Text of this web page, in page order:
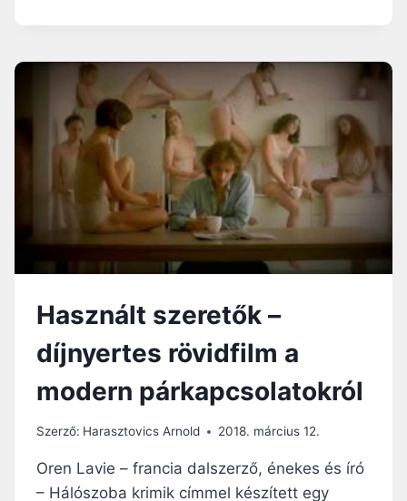
ISTEN
AKARJA,
HOGY
LEGYEN
FÉNY!
Használt szeretők –
díjnyertes rövidfilm a
modern párkapcsolatokról
Szerző: Harasztovics Arnold 2018. március 12.
Oren Lavie – francia dalszerző, énekes és író
– Hálószoba krimik címmel készített egy